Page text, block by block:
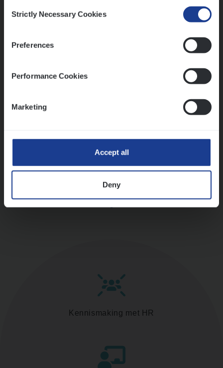
Selection
Strictly Necessary Cookies
Preferences
Performance Cookies
Marketing
Accept all
Deny
Vorige Volgende
Mathias houdt van diepgaande dossiers én droge
Thalia zoekt graag oplossingen, in games én op het
Ons sollicitatieproces
Kennismaking met HR